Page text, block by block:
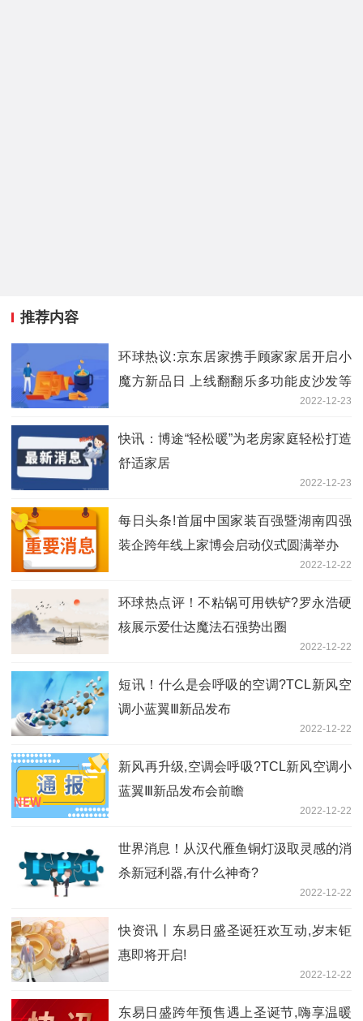
推荐内容
环球热议:京东居家携手顾家家居开启小
魔方新品日 上线翻翻乐多功能皮沙发等
2022-12-23
快讯：博途“轻松暖”为老房家庭轻松打造
舒适家居
2022-12-23
每日头条!首届中国家装百强暨湖南四强
装企跨年线上家博会启动仪式圆满举办
2022-12-22
环球热点评！不粘锅可用铁铲?罗永浩硬
核展示爱仕达魔法石强势出圈
2022-12-22
短讯！什么是会呼吸的空调?TCL新风空
调小蓝翼Ⅲ新品发布
2022-12-22
新风再升级,空调会呼吸?TCL新风空调小
蓝翼Ⅲ新品发布会前瞻
2022-12-22
世界消息！从汉代雁鱼铜灯汲取灵感的消
杀新冠利器,有什么神奇?
2022-12-22
快资讯丨东易日盛圣诞狂欢互动,岁末钜
惠即将开启!
2022-12-22
东易日盛跨年预售遇上圣诞节,嗨享温暖